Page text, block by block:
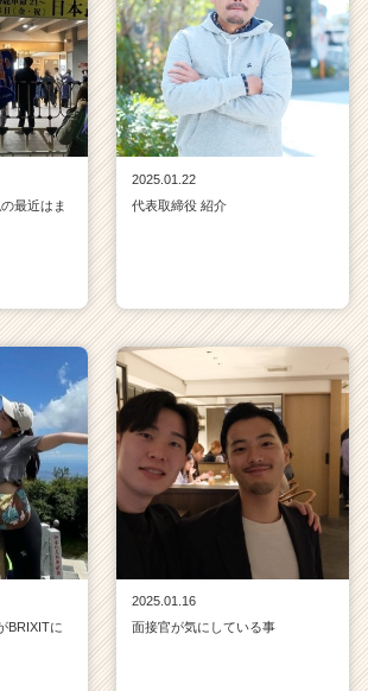
最近はま
2025.01.22
代表取締役 紹介
BRIXITに
2025.01.16
面接官が気にしている事